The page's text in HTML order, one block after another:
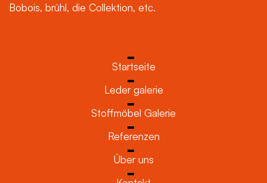
Bobois, brühl, die Collektion, etc.
Startseite
Leder galerie
Stoffmöbel Galerie
Referenzen
Über uns